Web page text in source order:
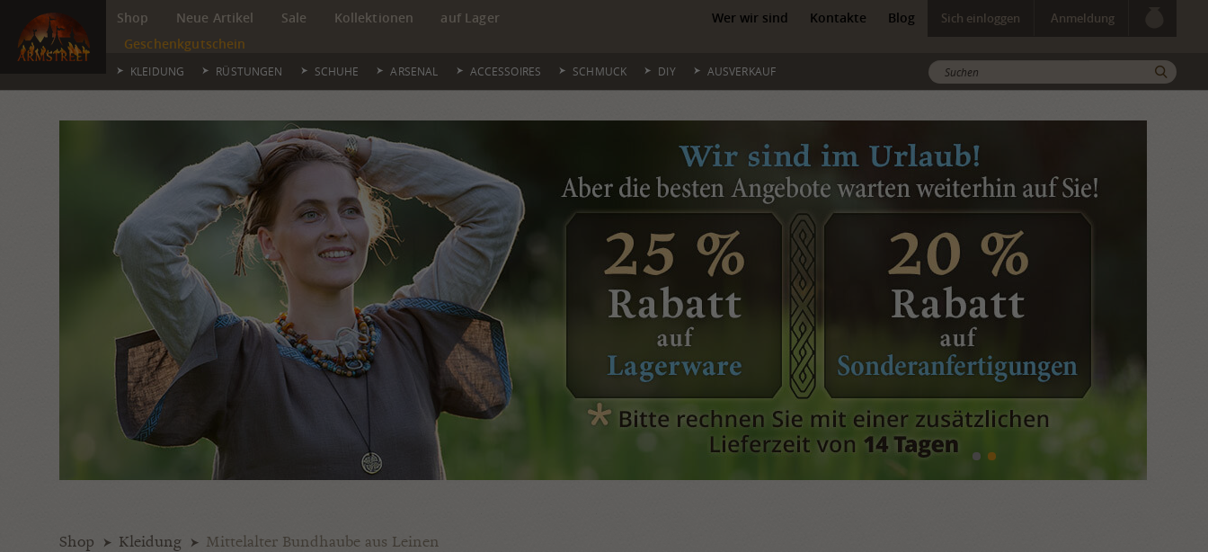
Shop Neue Artikel Sale Kollektionen
auf Lager
Geschenkgutschein
Wer wir sind Kontakte Blog Sich einloggen Anmeldung
KLEIDUNG RÜSTUNGEN SCHUHE ARSENAL ACCESSOIRES SCHMUCK DIY AUSVERKAUF
Shop Kleidung Mittelalter Bundhaube aus Leinen